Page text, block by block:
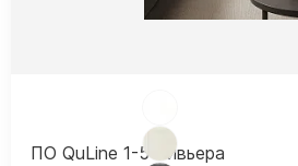
ПО QuLine 1-5 Ривьера